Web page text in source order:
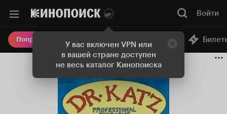
У вас включен VPN или
в вашей стране доступен
не весь каталог Кинопоиска
Войти
Попробовать Плюс Онлайн-кинотеатр